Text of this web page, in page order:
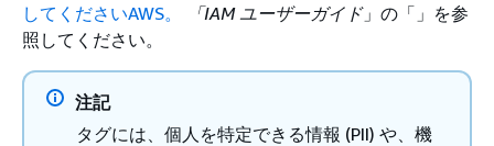
してくださいAWS。
「IAM ユーザーガイド」の「」を参
照してください。
注記
タグには、個人を特定できる情報 (PII) や、機